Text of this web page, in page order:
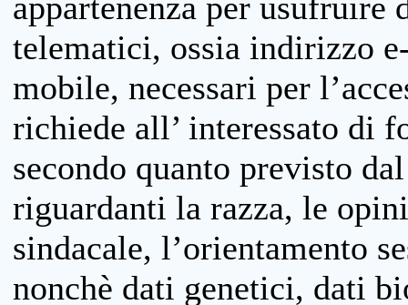
telematici, ossia indirizzo
mobile, necessari per
richiede all’ interessato di
secondo quanto previsto
riguardanti la razza, le
sindacale, l’orientamento
nonchè dati genetici, dati